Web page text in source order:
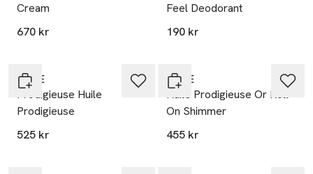
Cream
670 kr
Feel Deodorant
190 kr
NUXE
Prodigieuse Huile
Prodigieuse
525 kr
NUXE
Huile Prodigieuse Or Roll-
On Shimmer
455 kr